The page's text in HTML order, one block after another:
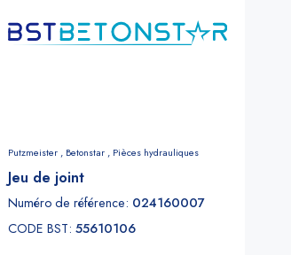
Putzmeister , Betonstar , Pièces hydrauliques
Jeu de joint
Numéro de référence: 024160007
CODE BST: 55610106